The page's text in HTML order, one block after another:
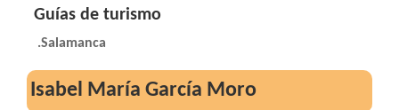
Guías de turismo
.Salamanca
Isabel María García Moro